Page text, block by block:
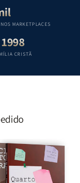
MARKETPLACES
CRISTÃ